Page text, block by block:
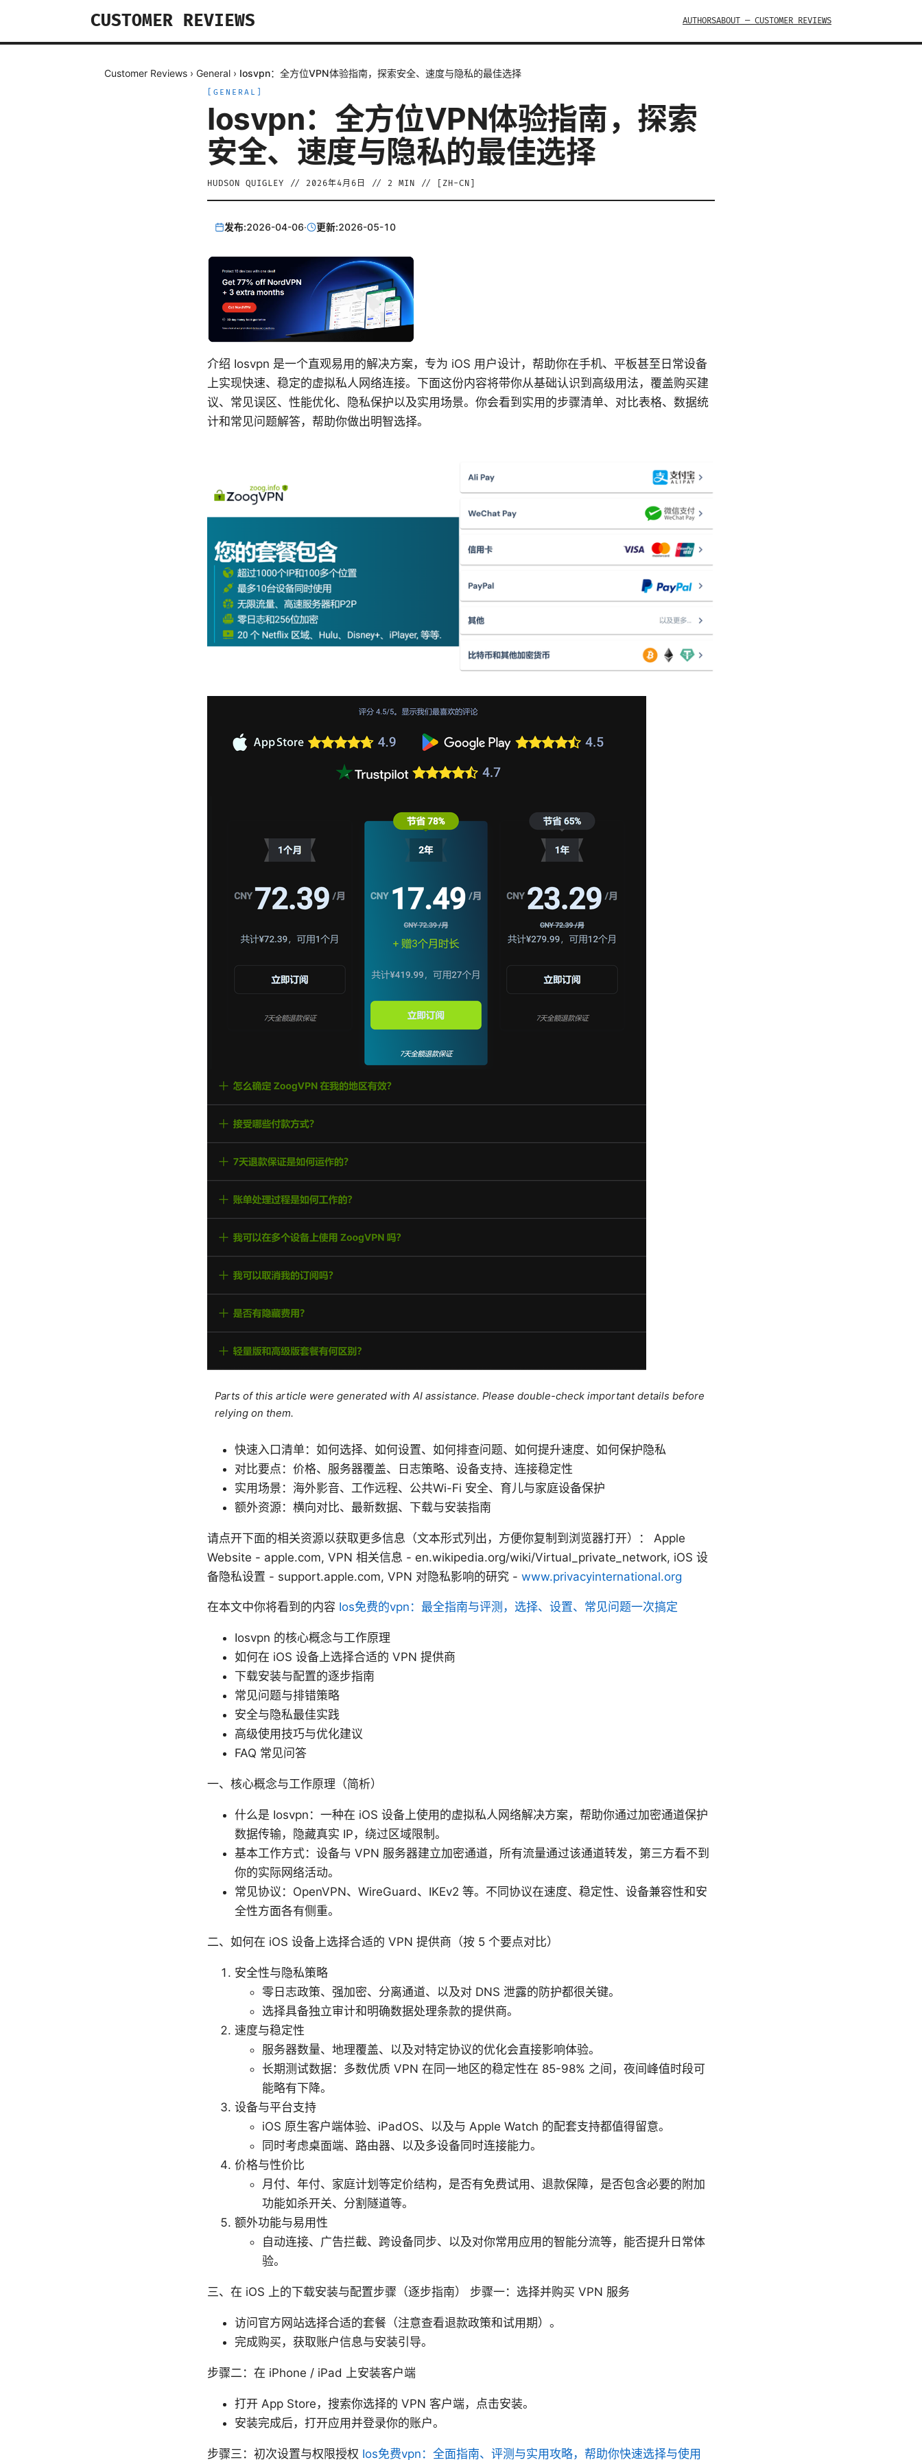
CUSTOMER REVIEWS AUTHORSABOUT — CUSTOMER REVIEWS
Customer Reviews › General › Iosvpn：全方位VPN体验指南，探索安全、速度与隐私的最佳选择
GENERAL
Iosvpn：全方位VPN体验指南，探索
安全、速度与隐私的最佳选择
HUDSON QUIGLEY // 2026年4月6日 // 2 MIN // [ ZH-CN
发布:2026-04-06· 更新:2026-05-10
介绍 Iosvpn 是一个直观易用的解决方案，专为 iOS 用户设计，帮助你在手机、平板甚至日常设备
上实现快速、稳定的虚拟私人网络连接。下面这份内容将带你从基础认识到高级用法，覆盖购买建
议、常见误区、性能优化、隐私保护以及实用场景。你会看到实用的步骤清单、对比表格、数据统
计和常见问题解答，帮助你做出明智选择。
Parts of this article were generated with AI assistance. Please double-check important details before
relying on them.
快速入口清单：如何选择、如何设置、如何排查问题、如何提升速度、如何保护隐私
对比要点：价格、服务器覆盖、日志策略、设备支持、连接稳定性
实用场景：海外影音、工作远程、公共Wi-Fi 安全、育儿与家庭设备保护
额外资源：横向对比、最新数据、下载与安装指南
请点开下面的相关资源以获取更多信息（文本形式列出，方便你复制到浏览器打开）： Apple
Website - apple.com, VPN 相关信息 - en.wikipedia.org/wiki/Virtual_private_network, iOS 设
备隐私设置 - support.apple.com, VPN 对隐私影响的研究 - www.privacyinternational.org
在本文中你将看到的内容 Ios免费的vpn：最全指南与评测，选择、设置、常见问题一次搞定
Iosvpn 的核心概念与工作原理
如何在 iOS 设备上选择合适的 VPN 提供商
下载安装与配置的逐步指南
常见问题与排错策略
安全与隐私最佳实践
高级使用技巧与优化建议
FAQ 常见问答
一、核心概念与工作原理（简析）
什么是 Iosvpn：一种在 iOS 设备上使用的虚拟私人网络解决方案，帮助你通过加密通道保护
数据传输，隐藏真实 IP，绕过区域限制。
基本工作方式：设备与 VPN 服务器建立加密通道，所有流量通过该通道转发，第三方看不到
你的实际网络活动。
常见协议：OpenVPN、WireGuard、IKEv2 等。不同协议在速度、稳定性、设备兼容性和安
全性方面各有侧重。
二、如何在 iOS 设备上选择合适的 VPN 提供商（按 5 个要点对比）
安全性与隐私策略
零日志政策、强加密、分离通道、以及对 DNS 泄露的防护都很关键。
选择具备独立审计和明确数据处理条款的提供商。
速度与稳定性
服务器数量、地理覆盖、以及对特定协议的优化会直接影响体验。
长期测试数据：多数优质 VPN 在同一地区的稳定性在 85-98% 之间，夜间峰值时段可
能略有下降。
设备与平台支持
iOS 原生客户端体验、iPadOS、以及与 Apple Watch 的配套支持都值得留意。
同时考虑桌面端、路由器、以及多设备同时连接能力。
价格与性价比
月付、年付、家庭计划等定价结构，是否有免费试用、退款保障，是否包含必要的附加
功能如杀开关、分割隧道等。
额外功能与易用性
自动连接、广告拦截、跨设备同步、以及对你常用应用的智能分流等，能否提升日常体
验。
三、在 iOS 上的下载安装与配置步骤（逐步指南） 步骤一：选择并购买 VPN 服务
访问官方网站选择合适的套餐（注意查看退款政策和试用期）。
完成购买，获取账户信息与安装引导。
步骤二：在 iPhone / iPad 上安装客户端
打开 App Store，搜索你选择的 VPN 客户端，点击安装。
安装完成后，打开应用并登录你的账户。
步骤三：初次设置与权限授权 Ios免费vpn：全面指南、评测与实用攻略，帮助你快速选择与使用